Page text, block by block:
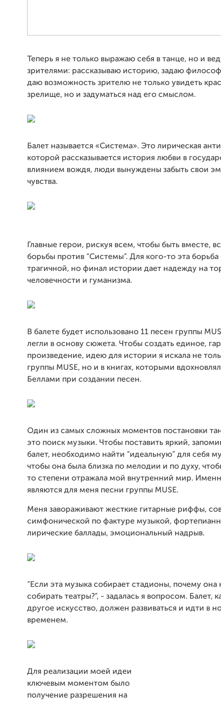
Теперь я не только выражаю себя в танце, но и
зрителями: рассказываю историю, задаю
даю возможность зрителю не только увидеть
зрелище, но и задуматься над его смыслом.
Балет называется «Система». Это лирическая
которой рассказывается история любви в
влиянием вождя, люди вынуждены забыть свои
чувства.
Главные герои, рискуя всем, чтобы быть вместе,
борьбы против “Системы”. Для кого-то эта борьба
трагичной, но финал истории дает надежду на
человечности и гуманизма.
В балете будет использовано 11 песен группы
легли в основу сюжета. Чтобы создать единое,
произведение, идею для истории я искала не
группы MUSE, но и в книгах, которыми
Беллами при создании песен.
Один из самых сложных моментов постановки
это поиск музыки. Чтобы поставить яркий,
балет, необходимо найти “идеальную” для себя
чтобы она была близка по мелодии и по духу,
то степени отражала мой внутренний мир.
являются для меня песни группы MUSE.
Меня завораживают жесткие гитарные риффы,
симфонической по фактуре музыкой,
лирические баллады, эмоциональный надрыв.
“Если эта музыка собирает стадионы, почему
собирать театры?”, - задалась я вопросом. Балет,
другое искусство, должен развиваться и идти в
временем.
Для реализации моей идеи
ключевым моментом было
получение разрешения на